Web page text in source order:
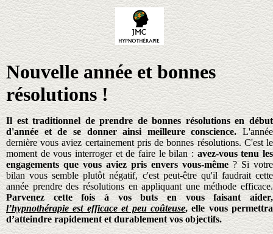
Nouvelle année et bonnes
résolutions !
Il est traditionnel de prendre de bonnes résolutions en début
d'année et de se donner ainsi meilleure conscience.L'année
dernière vous aviez certainement pris de bonnes résolutions. C'est le
moment de vous interroger et de faire le bilan : avez-vous tenu les
engagements que vous aviez pris envers vous-même? Si votre
bilan vous semble plutôt négatif, c'est peut-être qu'il faudrait cette
année prendre des résolutions en appliquant une méthode efficace.
Parvenez cette fois à vos buts en vous faisant aider,
l’hypnothérapie est efficace et peu coûteuse, elle vous permettra
d’atteindre rapidement et durablement vos objectifs.